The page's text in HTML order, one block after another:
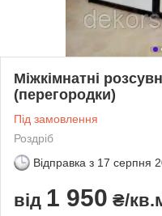
Міжкімнатні
(перегородки)
Під замовлення
Роздріб
Відправка з 17 серпня
від 1 950 ₴/